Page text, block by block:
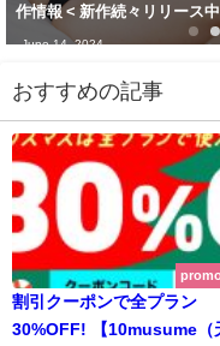
作情報 < 新作続々リリース
June 14, 2024
おすすめの記事
割引クーポンで全プラン
30%OFF! 【10musume（